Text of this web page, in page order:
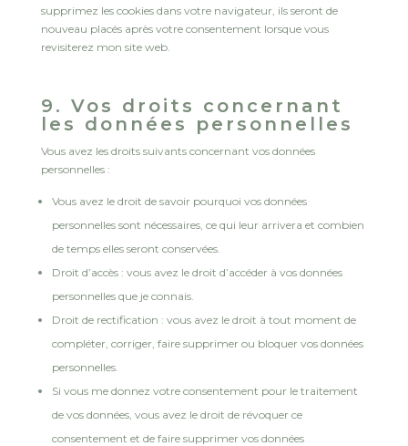
supprimez les cookies dans votre navigateur, ils seront de
nouveau placés après votre consentement lorsque vous
revisiterez mon site web.
9. Vos droits concernant
les données personnelles
Vous avez les droits suivants concernant vos données
personnelles :
Vous avez le droit de savoir pourquoi vos données
personnelles sont nécessaires, ce qui leur arrivera et combien
de temps elles seront conservées.
Droit d’accès : vous avez le droit d’accéder à vos données
personnelles que je connais.
Droit de rectification : vous avez le droit à tout moment de
compléter, corriger, faire supprimer ou bloquer vos données
personnelles.
Si vous me donnez votre consentement pour le traitement
de vos données, vous avez le droit de révoquer ce
consentement et de faire supprimer vos données